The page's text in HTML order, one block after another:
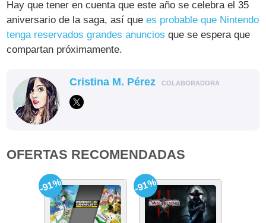
Hay que tener en cuenta que este año se celebra el 35
aniversario de la saga, así quees probable que Nintendo
tenga reservados grandes anuncios que se espera que
compartan próximamente.
Cristina M. Pérez COLABORADORA
OFERTAS RECOMENDADAS
-91% -91%